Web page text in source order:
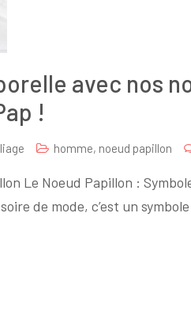
avec nos
!
homme, noeud papillon
Le Noeud Papillon :
de mode, c’est un